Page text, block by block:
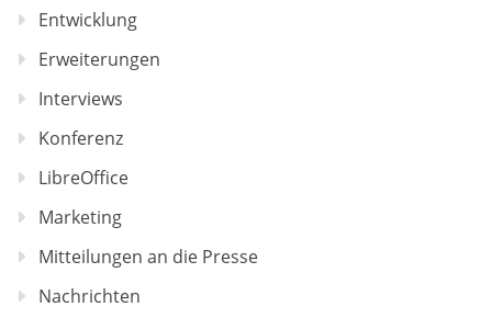
Entwicklung
Erweiterungen
Interviews
Konferenz
LibreOffice
Marketing
Mitteilungen an die Presse
Nachrichten